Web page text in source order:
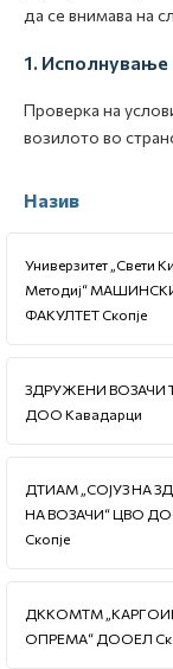
да се внимава на
1. Исполнување
Проверка на
возилото во
Назив
Универзитет „Свети
Методиј“
ФАКУЛТЕТ Скопје
ЗДРУЖЕНИ ВОЗАЧИ
ДОО Кавадарци
ДТИАМ „СОЈУЗ НА
НА ВОЗАЧИ“ ЦВО
Скопје
ДККОМТМ
ОПРЕМА“ ДООЕЛ